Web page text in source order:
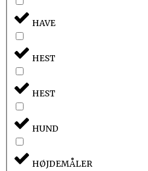
HAVE
HEST
HEST
HUND
HØJDEMÅLER